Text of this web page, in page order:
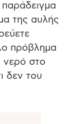
παράδειγμα
της αυλής
πρόβλημα
νερό στο
δεν του